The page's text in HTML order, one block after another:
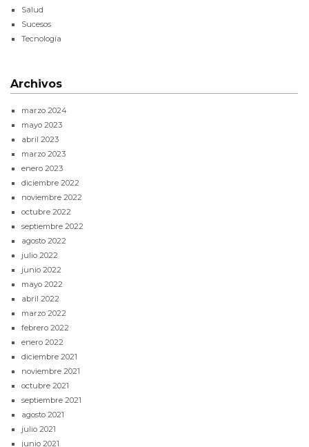
Salud
Sucesos
Tecnología
Archivos
marzo 2024
mayo 2023
abril 2023
marzo 2023
enero 2023
diciembre 2022
noviembre 2022
octubre 2022
septiembre 2022
agosto 2022
julio 2022
junio 2022
mayo 2022
abril 2022
marzo 2022
febrero 2022
enero 2022
diciembre 2021
noviembre 2021
octubre 2021
septiembre 2021
agosto 2021
julio 2021
junio 2021